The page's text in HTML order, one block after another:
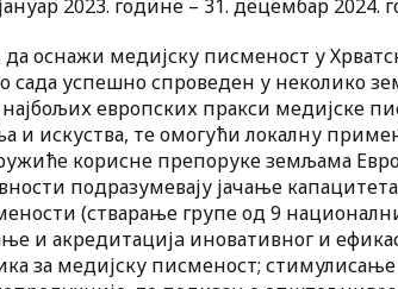
2023. године – 31. децембар 2024.
оснажи медијску писменост у
сада успешно спроведен у неколико
европских пракси медијске
и искуства, те омогући локалну
корисне препоруке земљама
подразумевају јачање
(стварање групе од 9
и акредитацијa иновативног и
за медијску писменост;